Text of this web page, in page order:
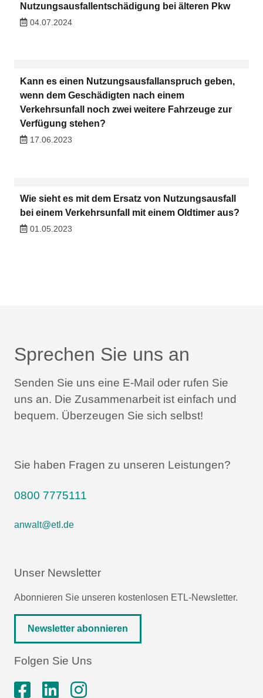
Nutzungsausfallentschädigung bei älteren Pkw
04.07.2024
Kann es einen Nutzungsausfallanspruch geben,
wenn dem Geschädigten nach einem
Verkehrsunfall noch zwei weitere Fahrzeuge zur
Verfügung stehen?
17.06.2023
Wie sieht es mit dem Ersatz von Nutzungsausfall
bei einem Verkehrsunfall mit einem Oldtimer aus?
01.05.2023
Sprechen Sie uns an
Senden Sie uns eine E-Mail oder rufen Sie
uns an. Die Zusammenarbeit ist einfach und
bequem. Überzeugen Sie sich selbst!
Sie haben Fragen zu unseren Leistungen?
0800 7775111
anwalt@etl.de
Unser Newsletter
Abonnieren Sie unseren kostenlosen ETL-Newsletter.
Newsletter abonnieren
Folgen Sie Uns